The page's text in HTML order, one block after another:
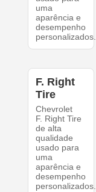
uma
aparência e
desempenho
personalizados.
F. Right
Tire
Chevrolet
F. Right Tire
de alta
qualidade
usado para
uma
aparência e
desempenho
personalizados.